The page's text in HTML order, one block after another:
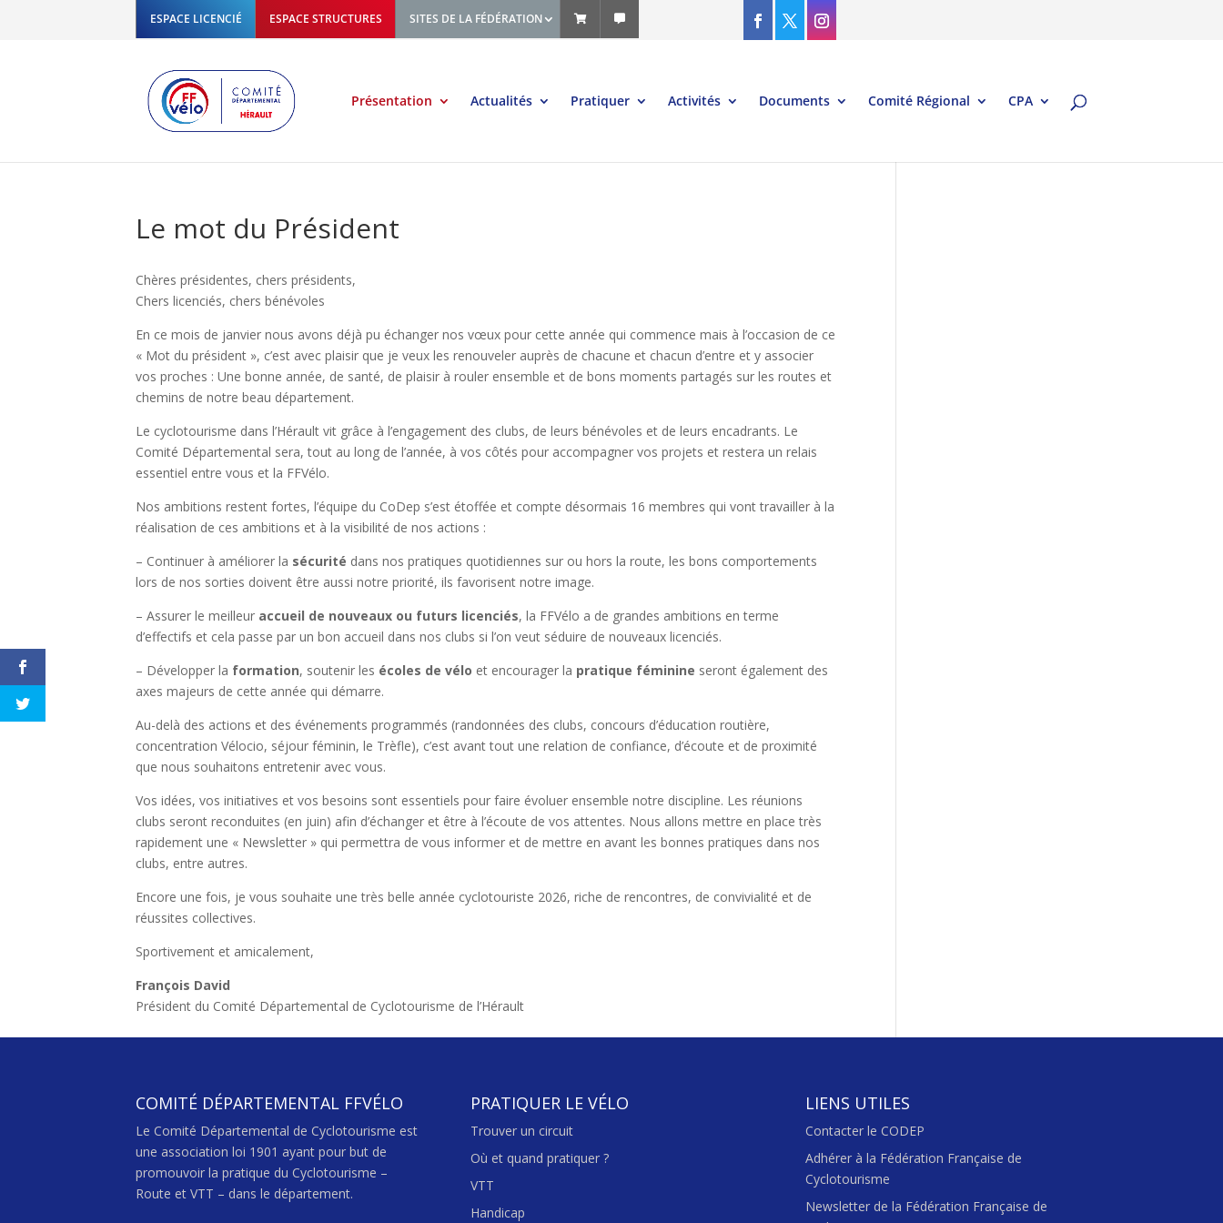
ESPACE LICENCIÉ ESPACE STRUCTURES SITES DE LA FÉDÉRATION
Présentation Actualités Pratiquer Activités Documents Comité Régional CPA
Le mot du Président
Chères présidentes, chers présidents,
Chers licenciés, chers bénévoles
En ce mois de janvier nous avons déjà pu échanger nos vœux pour cette année qui commence mais à l’occasion de ce
« Mot du président », c’est avec plaisir que je veux les renouveler auprès de chacune et chacun d’entre et y associer
vos proches : Une bonne année, de santé, de plaisir à rouler ensemble et de bons moments partagés sur les routes et
chemins de notre beau département.
Le cyclotourisme dans l’Hérault vit grâce à l’engagement des clubs, de leurs bénévoles et de leurs encadrants. Le
Comité Départemental sera, tout au long de l’année, à vos côtés pour accompagner vos projets et restera un relais
essentiel entre vous et la FFVélo.
Nos ambitions restent fortes, l’équipe du CoDep s’est étoffée et compte désormais 16 membres qui vont travailler à la
réalisation de ces ambitions et à la visibilité de nos actions :
– Continuer à améliorer la sécurité dans nos pratiques quotidiennes sur ou hors la route, les bons comportements
lors de nos sorties doivent être aussi notre priorité, ils favorisent notre image.
– Assurer le meilleur accueil de nouveaux ou futurs licenciés, la FFVélo a de grandes ambitions en terme
d’effectifs et cela passe par un bon accueil dans nos clubs si l’on veut séduire de nouveaux licenciés.
– Développer la formation, soutenir les écoles de vélo et encourager la pratique féminine seront également des
axes majeurs de cette année qui démarre.
Au-delà des actions et des événements programmés (randonnées des clubs, concours d’éducation routière,
concentration Vélocio, séjour féminin, le Trèfle), c’est avant tout une relation de confiance, d’écoute et de proximité
que nous souhaitons entretenir avec vous.
Vos idées, vos initiatives et vos besoins sont essentiels pour faire évoluer ensemble notre discipline. Les réunions
clubs seront reconduites (en juin) afin d’échanger et être à l’écoute de vos attentes. Nous allons mettre en place très
rapidement une « Newsletter » qui permettra de vous informer et de mettre en avant les bonnes pratiques dans nos
clubs, entre autres.
Encore une fois, je vous souhaite une très belle année cyclotouriste 2026, riche de rencontres, de convivialité et de
réussites collectives.
Sportivement et amicalement,
François David
Président du Comité Départemental de Cyclotourisme de l’Hérault
COMITÉ DÉPARTEMENTAL FFVÉLO
Le Comité Départemental de Cyclotourisme est
une association loi 1901 ayant pour but de
promouvoir la pratique du Cyclotourisme –
Route et VTT – dans le département.
PRATIQUER LE VÉLO
Trouver un circuit
Où et quand pratiquer ?
VTT
Handicap
LIENS UTILES
Contacter le CODEP
Adhérer à la Fédération Française de
Cyclotourisme
Newsletter de la Fédération Française de